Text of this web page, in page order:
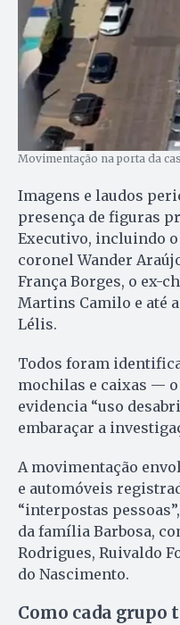
Movimentação na porta da
Imagens e laudos
presença de figuras
Executivo, incluindo
coronel Wander
França Borges, o ex-
Martins Camilo e até
Lélis.
Todos foram
mochilas e caixas — o
evidencia “uso
embaraçar a
A movimentação
e automóveis
“interpostas
da família Barbosa,
Rodrigues, Ruivaldo
do Nascimento.
Como cada grupo